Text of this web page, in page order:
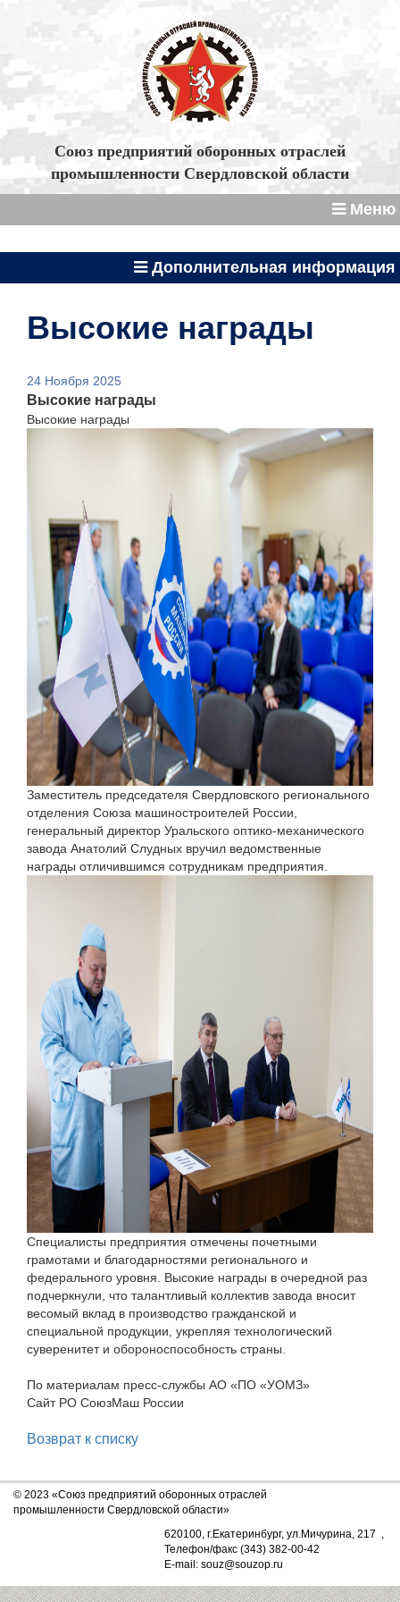
Союз предприятий оборонных отраслей
промышленности Свердловской области
Меню
Дополнительная информация
Высокие награды
24 Ноября 2025
Высокие награды
Высокие награды
Заместитель председателя Свердловского регионального
отделения Союза машиностроителей России,
генеральный директор Уральского оптико-механического
завода Анатолий Слудных вручил ведомственные
награды отличившимся сотрудникам предприятия.
Специалисты предприятия отмечены почетными
грамотами и благодарностями регионального и
федерального уровня. Высокие награды в очередной раз
подчеркнули, что талантливый коллектив завода вносит
весомый вклад в производство гражданской и
специальной продукции, укрепляя технологический
суверенитет и обороноспособность страны.
По материалам пресс-службы АО «ПО «УОМЗ»
Сайт РО СоюзМаш России
Возврат к списку
© 2023 «Союз предприятий оборонных отраслей
промышленности Свердловской области»
620100, г.Екатеринбург, ул.Мичурина, 217 ,
Телефон/факс (343) 382-00-42
E-mail: souz@souzop.ru